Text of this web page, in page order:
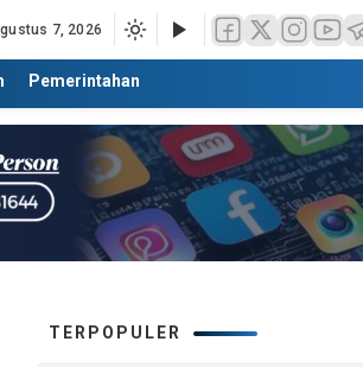
7, 2026
Pemerintahan
TERPOPULER